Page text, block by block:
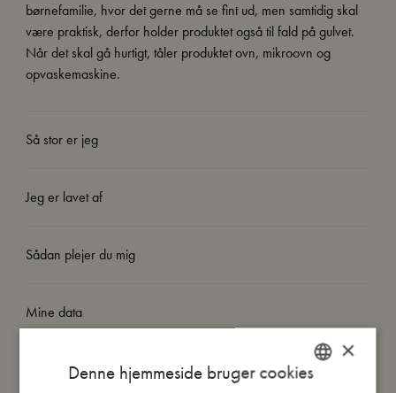
børnefamilie, hvor det gerne må se fint ud, men samtidig skal
være praktisk, derfor holder produktet også til fald på gulvet.
Når det skal gå hurtigt, tåler produktet ovn, mikroovn og
opvaskemaskine.
Så stor er jeg
Jeg er lavet af
Sådan plejer du mig
Mine data
×
Denne hjemmeside bruger cookies